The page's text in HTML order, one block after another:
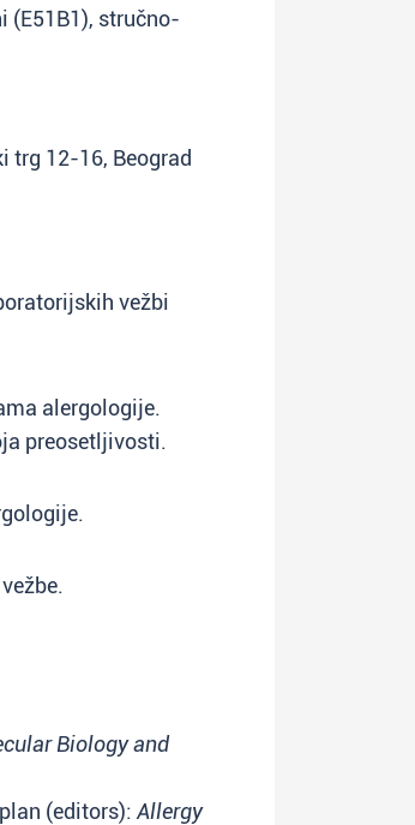
(E51B1), stručno-
trg 12-16, Beograd
vežbi
alergologije.
preosetljivosti.
Biology and
(editors): Allergy